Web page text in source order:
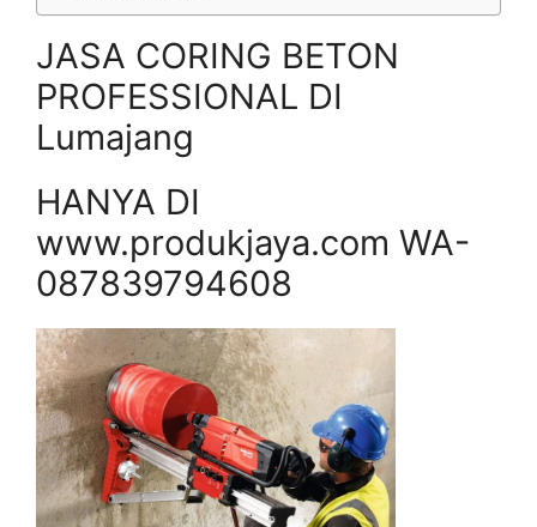
JASA CORING BETON
PROFESSIONAL DI
Lumajang
HANYA DI
www.produkjaya.com WA-
087839794608